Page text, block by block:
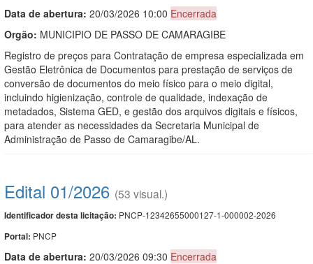
Data de abertura: 20/03/2026 10:00 Encerrada
Orgão: MUNICIPIO DE PASSO DE CAMARAGIBE
Registro de preços para Contratação de empresa especializada em
Gestão Eletrônica de Documentos para prestação de serviços de
conversão de documentos do meio físico para o meio digital,
incluindo higienização, controle de qualidade, indexação de
metadados, Sistema GED, e gestão dos arquivos digitais e físicos,
para atender as necessidades da Secretaria Municipal de
Administração de Passo de Camaragibe/AL.
Edital 01/2026 (53 visual.)
Identificador desta licitação: PNCP-12342655000127-1-000002-2026
Portal: PNCP
Data de abertura: 20/03/2026 09:30 Encerrada